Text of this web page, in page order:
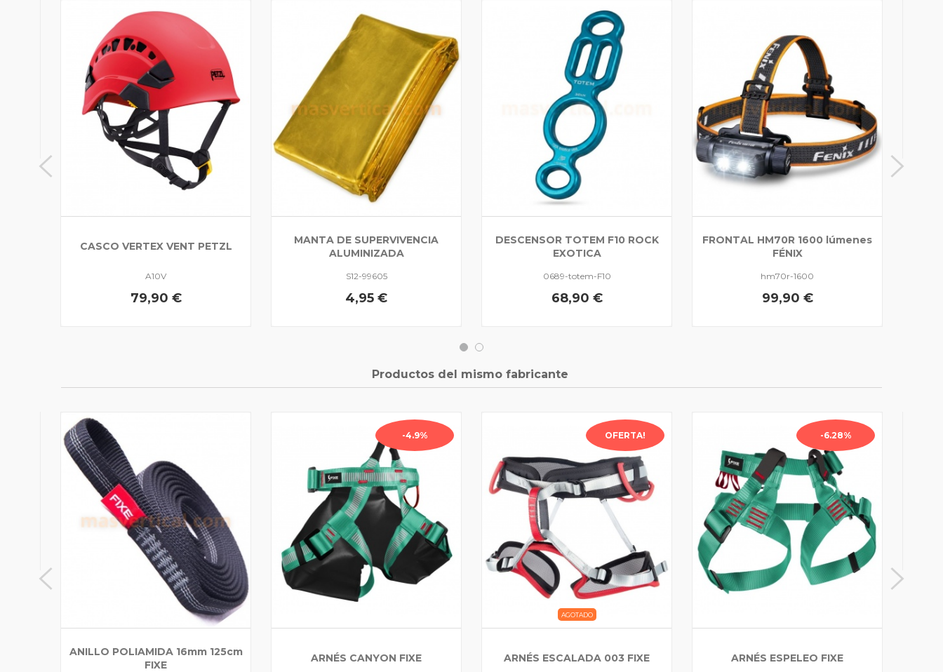
CASCO VERTEX VENT PETZL
A10V
79,90 €
MANTA DE SUPERVIVENCIA
ALUMINIZADA
S12-99605
4,95 €
DESCENSOR TOTEM F10 ROCK
EXOTICA
0689-totem-F10
68,90 €
FRONTAL HM70R 1600 lúmenes
FÉNIX
hm70r-1600
99,90 €
Productos del mismo fabricante
ANILLO POLIAMIDA 16mm 125cm
FIXE
-4.9%
ARNÉS CANYON FIXE
OFERTA!
AGOTADO
ARNÉS ESCALADA 003 FIXE
-6.28%
ARNÉS ESPELEO FIXE